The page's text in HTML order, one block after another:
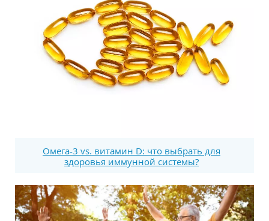
Омега-3 vs. витамин D: что выбрать для
здоровья иммунной системы?